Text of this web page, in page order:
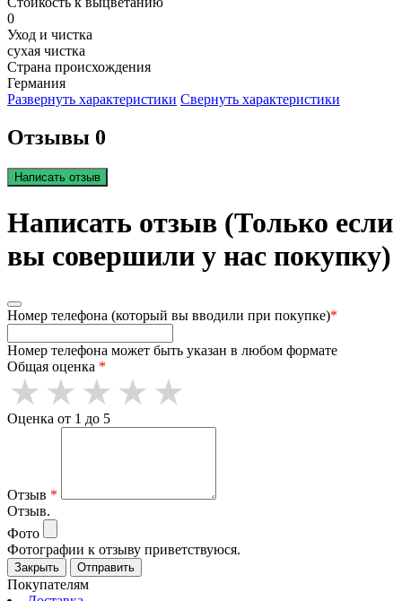
0
Уход и чистка
сухая чистка
Страна происхождения
Германия
Развернуть характеристики Свернуть характеристики
Отзывы 0
Написать отзыв
Написать отзыв (Только если
вы совершили у нас покупку)
Номер телефона (который вы вводили при покупке)*
Номер телефона может быть указан в любом формате
Общая оценка *
Оценка от 1 до 5
Отзыв *
Отзыв.
Фото
Фотографии к отзыву приветствуюся.
Закрыть Отправить
Покупателям